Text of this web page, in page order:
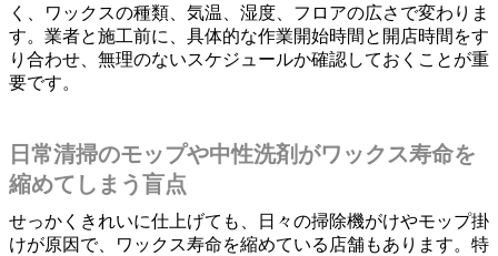
く、ワックスの種類、気温、湿度、フロアの広さで変わりま
す。業者と施工前に、具体的な作業開始時間と開店時間をす
り合わせ、無理のないスケジュールか確認しておくことが重
要です。
日常清掃のモップや中性洗剤がワックス寿命を
縮めてしまう盲点
せっかくきれいに仕上げても、日々の掃除機がけやモップ掛
けが原因で、ワックス寿命を縮めている店舗もあります。特